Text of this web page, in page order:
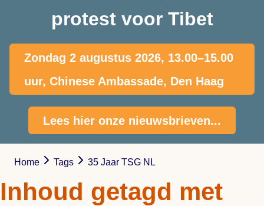
protest voor Tibet
Zondag 2 augustus 2026, 13.00–15.00
uur, Chinese Ambassade, Den Haag
Lees hier onze nieuwsbrieven...
Home Tags 35 Jaar TSG NL
Inhoud getagd met